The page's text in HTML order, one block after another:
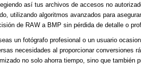
así tus archivos de accesos no
utilizando algoritmos avanzados para
de RAW a BMP sin pérdida de detalle o
un fotógrafo profesional o un usuario
necesidades al proporcionar conversiones
no solo ahorra tiempo, sino que también